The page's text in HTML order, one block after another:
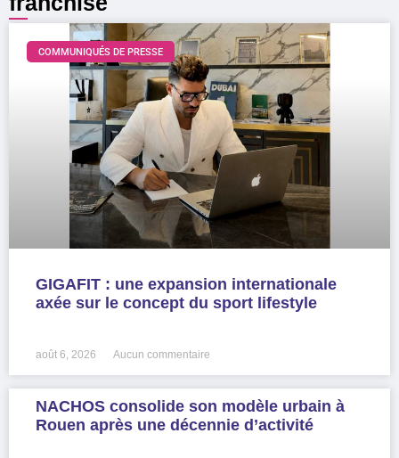
COMMUNIQUÉS DE PRESSE
GIGAFIT : une expansion internationale
axée sur le concept du sport lifestyle
août 6, 2026 Aucun commentaire
NACHOS consolide son modèle urbain à
Rouen après une décennie d’activité